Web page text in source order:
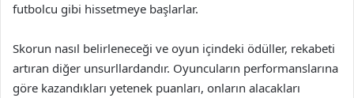
futbolcu gibi hissetmeye başlarlar.
Skorun nasıl belirleneceği ve oyun içindeki ödüller, rekabeti
artıran diğer unsurllardandır. Oyuncuların performanslarına
göre kazandıkları yetenek puanları, onların alacakları